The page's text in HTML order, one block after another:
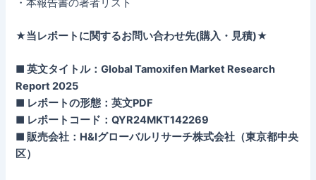
★当レポートに関するお問い合わせ先(購入・見積)★
■ 英文タイトル：Global Tamoxifen Market Research
Report 2025
■ レポートの形態：英文PDF
■ レポートコード：QYR24MKT142269
■ 販売会社：H&Iグローバルリサーチ株式会社（東京都中央
区）